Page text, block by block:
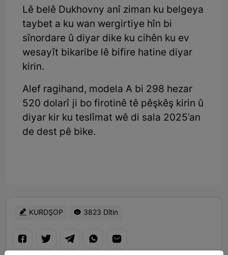
Lê belê Dukhovny anî ziman ku belgeya
taybet a ku wan wergirtiye hîn bi
sînordare û diyar dike ku cihên ku ev
wesayît bikaribe lê bifire hatine diyar
kirin.
Alef ragihand, modela A bi 298 hezar
520 dolarî ji bo firotinê tê pêşkêş kirin û
diyar kir ku teslîmat wê di sala 2025'an
de dest pê bike.
KURDŞOP 3823 Dîtin